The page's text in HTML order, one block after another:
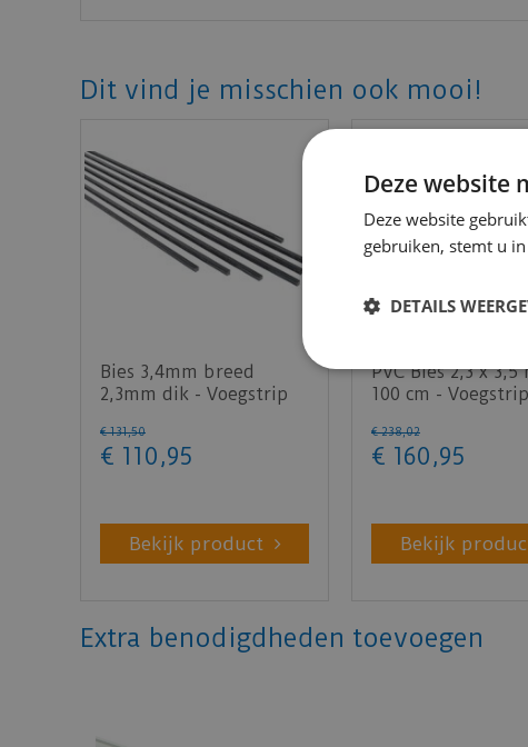
Dit vind je misschien ook mooi!
Bies 3,4mm breed
2,3mm dik - Voegstrip
€ 131,50
€ 110 ,95
Bekijk product
PVC Bies 2,3 x 3,5
100 cm - Voegstrip
€ 238,02
€ 160 ,95
Bekijk
Extra benodigdheden toevoegen
Deze website
Deze website
gebruiken, stemt u
DETAILS